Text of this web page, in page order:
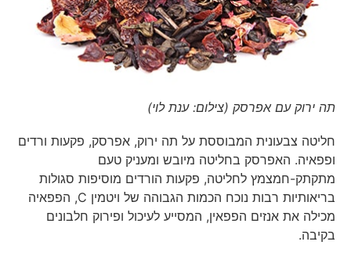
תה ירוק עם אפרסק (צילום: ענת לוי)
חליטה צבעונית המבוססת על תה ירוק, אפרסק, פקעות ורדים
ופפאיה. האפרסק בחליטה מיובש ומעניק טעם
מתקתק-חמצמץ לחליטה, פקעות הורדים מוסיפות סגולות
בריאותיות רבות נוכח הכמות הגבוהה של ויטמין C, הפפאיה
מכילה את אנזים הפפאין, המסייע לעיכול ופירוק חלבונים
בקיבה.